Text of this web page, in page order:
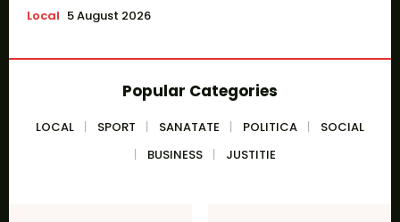
Local 5 August 2026
Popular Categories
LOCAL SPORT SANATATE POLITICA
SOCIAL
BUSINESS
JUSTITIE